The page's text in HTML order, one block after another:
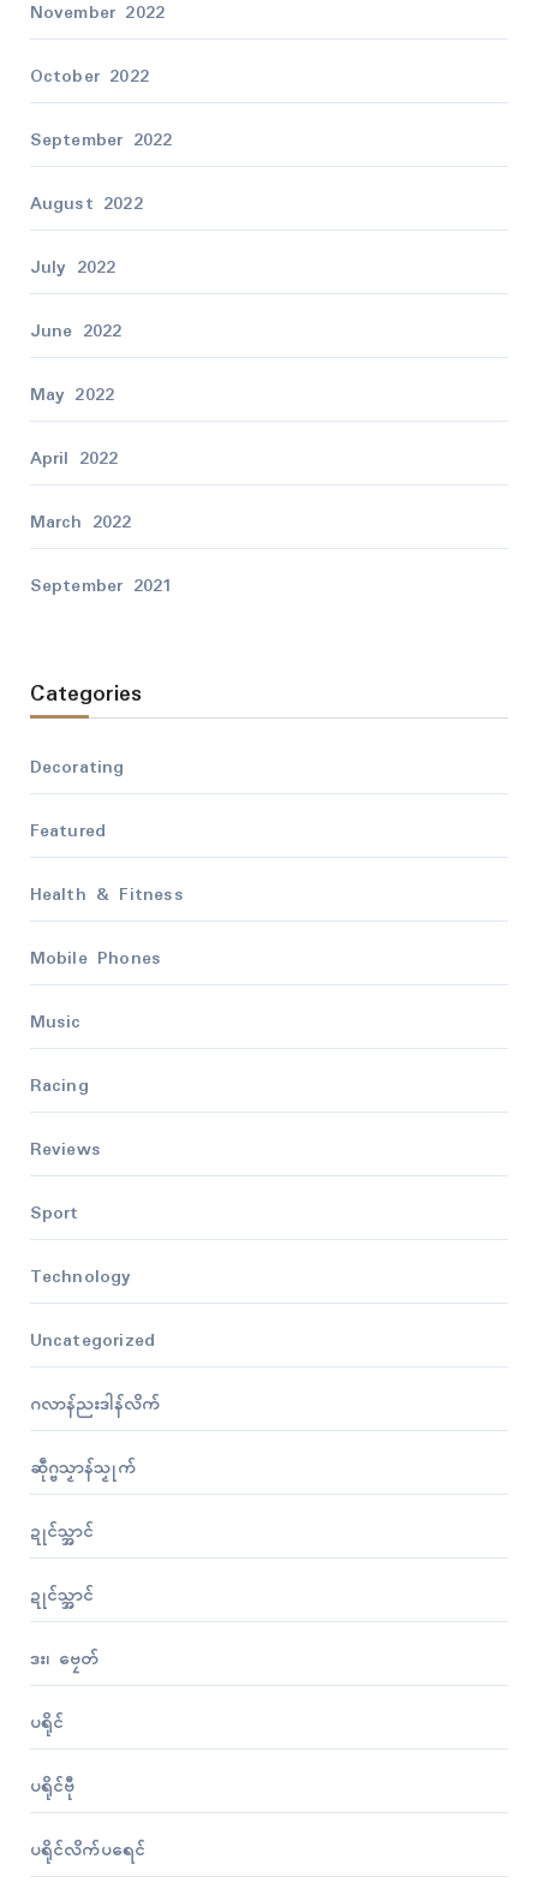
November 2022
October 2022
September 2022
August 2022
July 2022
June 2022
May 2022
April 2022
March 2022
September 2021
Categories
Decorating
Featured
Health & Fitness
Mobile Phones
Music
Racing
Reviews
Sport
Technology
Uncategorized
ဂလာန်ညးဒါန်လိက်
ဆဵုဂ္ဗသၟာန်သၟုက်
ဍုၚ်သ္အာၚ်
ဍုၚ်သ္အာၚ်
ဒး၊ ဗၠေတ်
ပရိုၚ်
ပရိုၚ်ဗီု
ပရိုၚ်လိက်ပရေၚ်